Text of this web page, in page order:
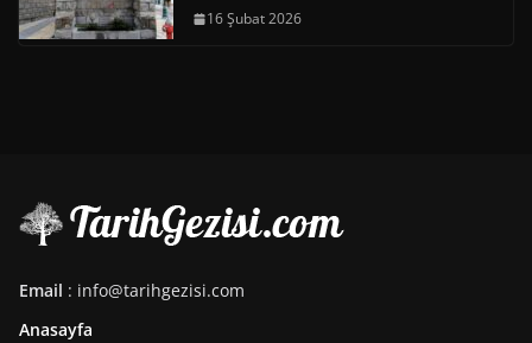
16 Şubat 2026
Email : info@tarihgezisi.com
Anasayfa